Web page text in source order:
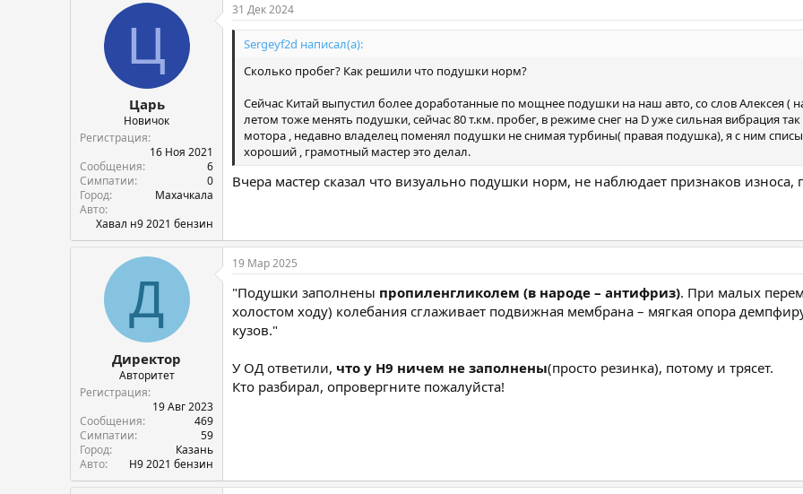
Ц
Царь
Новичок
Регистрация
16 Ноя 2021
Сообщения
6
Симпатии
0
Город
Махачкала
Авто
Хавал н9 2021 бензин
31 Дек 2024
Sergeyf2d написал(а):
Сколько пробег? Как решили что подушки норм?
Сейчас Китай выпустил более доработанные по мощнее подушки на наш авто, со слов Алексея (
летом тоже менять подушки, сейчас 80 т.км. пробег, в режиме снег на D уже сильная вибрация так
мотора , недавно владелец поменял подушки не снимая турбины( правая подушка), я с ним
хороший , грамотный мастер это делал.
Вчера мастер сказал что визуально подушки норм, не наблюдает признаков износа,
Д
Директор
Авторитет
Регистрация
19 Авг 2023
Сообщения
469
Симпатии
59
Город
Казань
Авто
Н9 2021 бензин
19 Мар 2025
"Подушки заполнены пропиленгликолем (в народе – антифриз). При малых
холостом ходу) колебания сглаживает подвижная мембрана – мягкая опора
кузов."
У ОД ответили, что у Н9 ничем не заполнены(просто резинка), потому и трясет.
Кто разбирал, опровергните пожалуйста!